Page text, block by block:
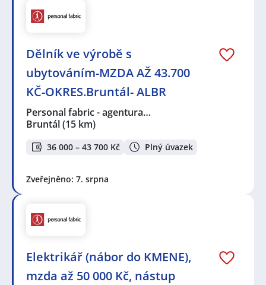
Dělník ve výrobě s
ubytováním-MZDA AŽ 43.700
KČ-OKRES.Bruntál- ALBR
Personal fabric - agentura…
Bruntál(15 km)
36 000 – 43 700 Kč Plný úvazek
Zveřejněno: 7. srpna
Elektrikář (nábor do KMENE),
mzda až 50 000 Kč, nástup